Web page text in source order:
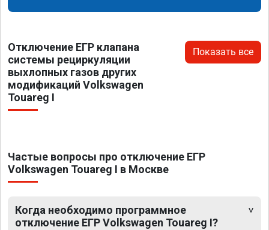
Отключение ЕГР клапана
системы рециркуляции
выхлопных газов других
модификаций Volkswagen
Touareg I
Показать все
Частые вопросы про отключение ЕГР
Volkswagen Touareg I в Москве
Когда необходимо программное
отключение ЕГР Volkswagen Touareg I?